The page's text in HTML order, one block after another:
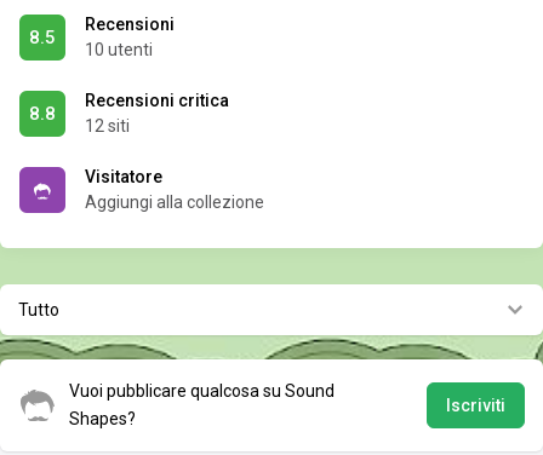
8.5
Recensioni
10 utenti
8.8
Recensioni critica
12 siti
Visitatore
Aggiungi alla collezione
Tutto
Vuoi pubblicare qualcosa su Sound
Shapes?
Iscriviti